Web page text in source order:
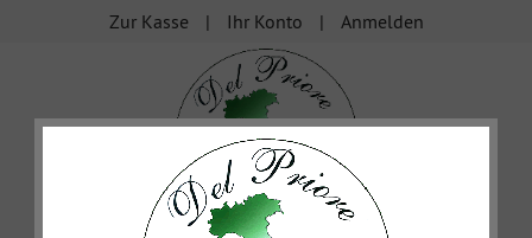
Zur Kasse Ihr Konto Anmelden